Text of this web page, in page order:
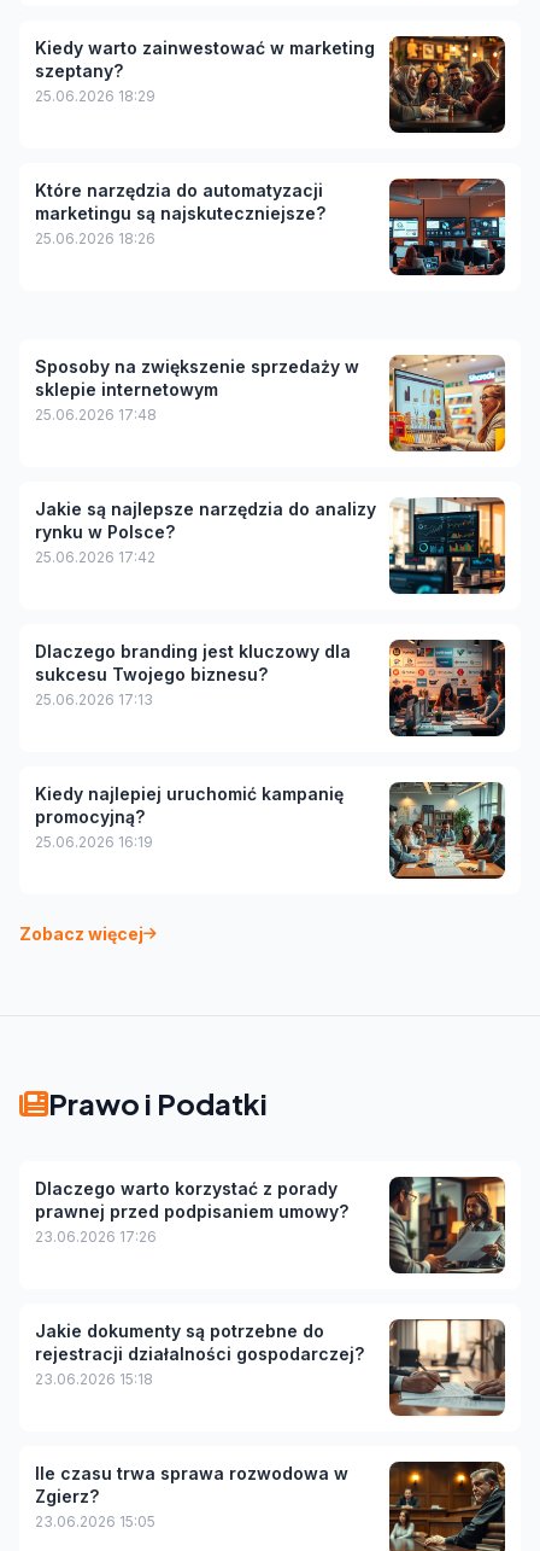
Kiedy warto zainwestować w marketing
szeptany?
25.06.2026 18:29
Które narzędzia do automatyzacji
marketingu są najskuteczniejsze?
25.06.2026 18:26
Sposoby na zwiększenie sprzedaży w
sklepie internetowym
25.06.2026 17:48
Jakie są najlepsze narzędzia do analizy
rynku w Polsce?
25.06.2026 17:42
Dlaczego branding jest kluczowy dla
sukcesu Twojego biznesu?
25.06.2026 17:13
Kiedy najlepiej uruchomić kampanię
promocyjną?
25.06.2026 16:19
Zobacz więcej
Prawo i Podatki
Dlaczego warto korzystać z porady
prawnej przed podpisaniem umowy?
23.06.2026 17:26
Jakie dokumenty są potrzebne do
rejestracji działalności gospodarczej?
23.06.2026 15:18
Ile czasu trwa sprawa rozwodowa w
Zgierz?
23.06.2026 15:05